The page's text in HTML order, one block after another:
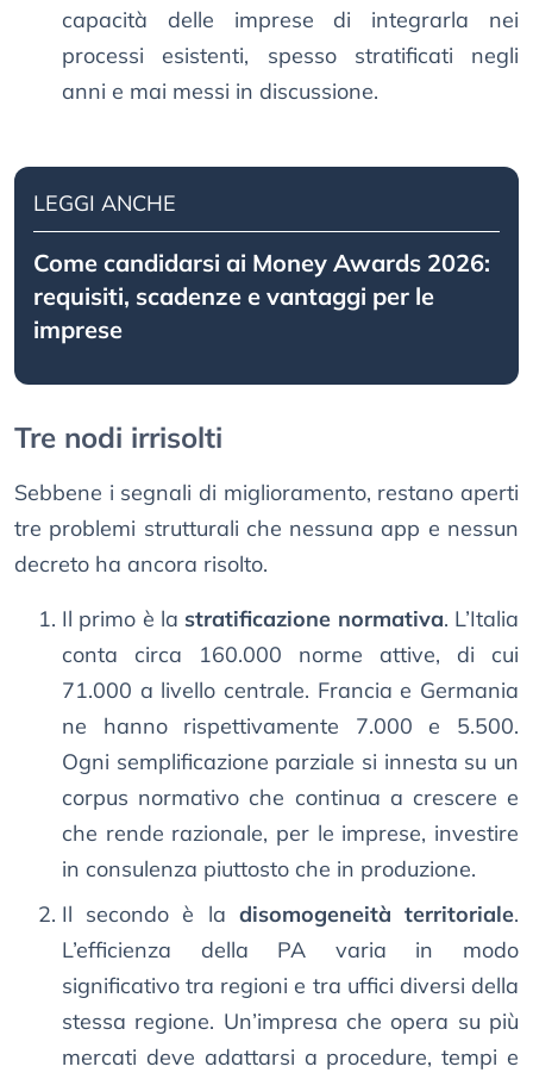
capacità delle imprese di integrarla nei
processi esistenti, spesso stratificati negli
anni e mai messi in discussione.
LEGGI ANCHE
Come candidarsi ai Money Awards 2026:
requisiti, scadenze e vantaggi per le
imprese
Tre nodi irrisolti
Sebbene i segnali di miglioramento, restano aperti
tre problemi strutturali che nessuna app e nessun
decreto ha ancora risolto.
Il primo è la stratificazione normativa. L’Italia
conta circa 160.000 norme attive, di cui
71.000 a livello centrale. Francia e Germania
ne hanno rispettivamente 7.000 e 5.500.
Ogni semplificazione parziale si innesta su un
corpus normativo che continua a crescere e
che rende razionale, per le imprese, investire
in consulenza piuttosto che in produzione.
Il secondo è la disomogeneità territoriale.
L’efficienza della PA varia in modo
significativo tra regioni e tra uffici diversi della
stessa regione. Un’impresa che opera su più
mercati deve adattarsi a procedure, tempi e